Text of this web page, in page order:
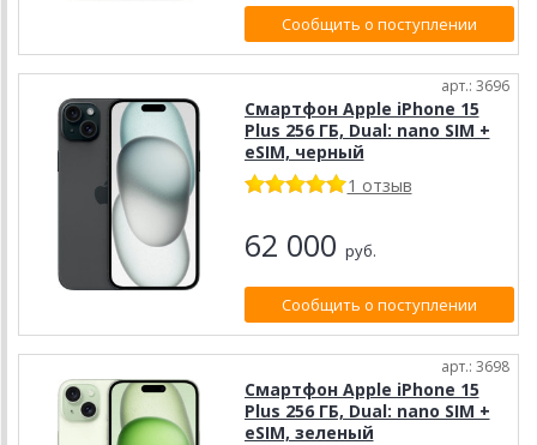
Сообщить о поступлении
арт.: 3696
Смартфон Apple iPhone 15
Plus 256 ГБ, Dual: nano SIM +
eSIM, черный
1 отзыв
62 000 руб.
Сообщить о поступлении
арт.: 3698
Смартфон Apple iPhone 15
Plus 256 ГБ, Dual: nano SIM +
eSIM, зелeный